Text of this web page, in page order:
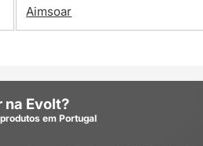
Aimsoar
na Evolt?
em Portugal